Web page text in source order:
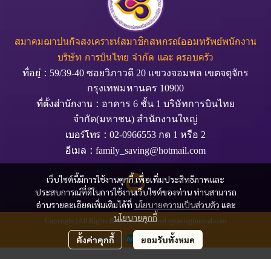
เว็บไซต์นี้มีการใช้งานคุกกี้ เพื่อเพิ่มประสิทธิภาพและ
ประสบการณ์ที่ดีในการใช้งานเว็บไซต์ของท่าน ท่านสามารถ
อ่านรายละเอียดเพิ่มเติมได้ที่ นโยบายความเป็นส่วนตัว และ
นโยบายคุกกี้
ตั้งค่าคุกกี้ ยอมรับทั้งหมด
สมาคมฌาปนกิจสงเคราะห์สมาชิกสหกรณ์ออมทรัพย์พนักงาน
บริษัท การบินไทย จำกัด และ ครอบครัว
ที่อยู่ : 59/39-40 ซอยวิภาวดี 20 แขวงจอมพล เขตจตุจักร
กรุงเทพมหานคร 10900
ที่ตั้งสำนักงาน : อาคาร 6 ชั้น 1 บริษัทการบินไทย
จำกัด(มหาชน) สำนักงานใหญ่
เบอร์โทร : 02-0966553 กด 1 หรือ 2
อีเมล : family_saving@hotmail.com
Copyright | All Rights Reserved | Powered tgsavingfuneral.com
Powered By MakeWebEasy